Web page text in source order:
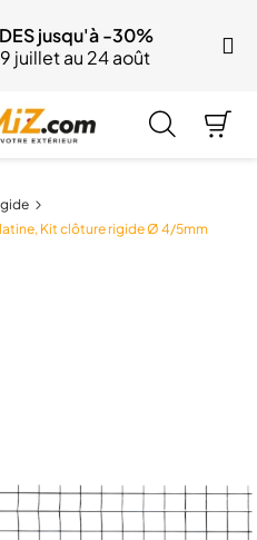
jusqu'à -30%
juillet au 24 août
Kit clôture rigide Ø 4/5mm